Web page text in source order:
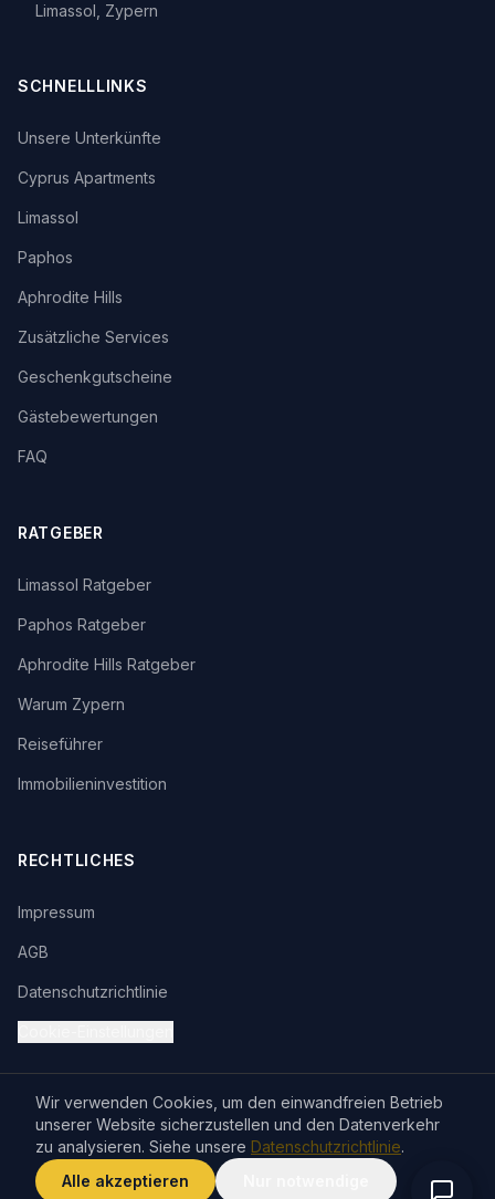
Limassol, Zypern
SCHNELLLINKS
Unsere Unterkünfte
Cyprus Apartments
Limassol
Paphos
Aphrodite Hills
Zusätzliche Services
Geschenkgutscheine
Gästebewertungen
FAQ
RATGEBER
Limassol Ratgeber
Paphos Ratgeber
Aphrodite Hills Ratgeber
Warum Zypern
Reiseführer
Immobilieninvestition
RECHTLICHES
Impressum
AGB
Datenschutzrichtlinie
© 2026 Premium Living Ltd. Alle Rechte vorbehalten.
Wir verwenden Cookies, um den einwandfreien Betrieb
unserer Website sicherzustellen und den Datenverkehr
zu analysieren. Siehe unsere Datenschutzrichtlinie.
Alle akzeptieren